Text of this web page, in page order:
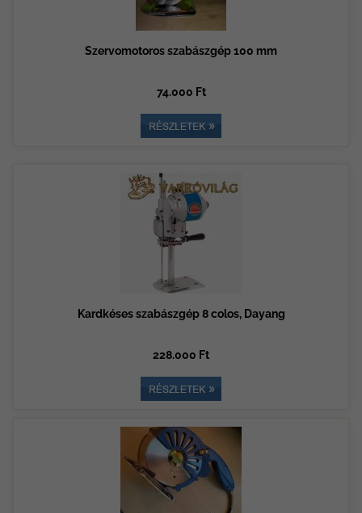
Szervomotoros szabászgép 100 mm
74.000 Ft
Kardkéses szabászgép 8 colos, Dayang
228.000 Ft